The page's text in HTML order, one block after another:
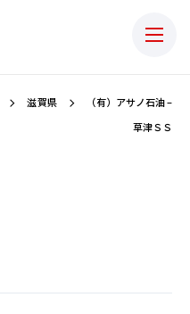
滋賀県
（有）アサノ石油 –
草津ＳＳ